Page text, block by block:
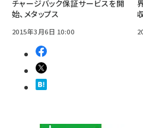
チャージバック保証サービスを開
始、メタップス
2015年3月6日 10:00